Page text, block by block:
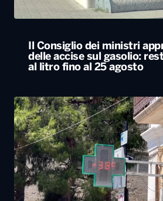
Il Consiglio dei ministri
delle accise sul gasolio:
al litro fino al 25 agosto